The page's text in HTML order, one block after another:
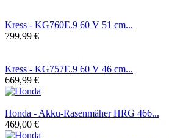
Kress - KG760E.9 60 V 51 cm...
799,99 €
Kress - KG757E.9 60 V 46 cm...
669,99 €
Honda - Akku-Rasenmäher HRG 466...
469,00 €